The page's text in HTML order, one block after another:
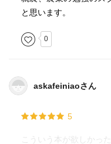
と思います。
0
askafeiniaoさん
5
こういう本が欲しかった